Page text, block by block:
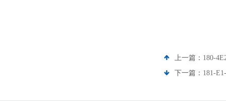
上一篇： 180-
下一篇： 181-